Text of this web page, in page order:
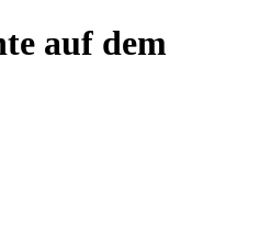
auf dem